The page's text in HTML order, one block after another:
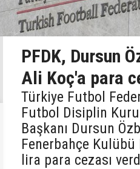
PFDK, Dursun
Ali Koç'a para
Türkiye Futbol
Futbol Disiplin
Başkanı Dursun
Fenerbahçe Kulübü
lira para cezası